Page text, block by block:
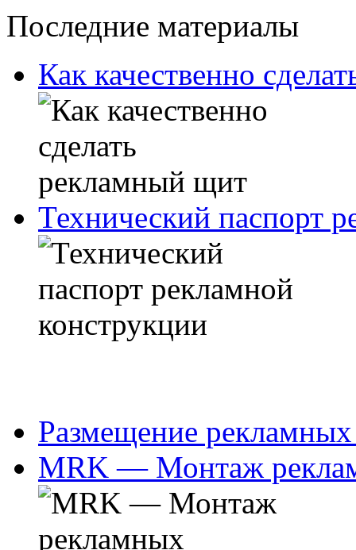
Последние материалы
Как качественно
Технический паспорт
Размещение
MRK — Монтаж